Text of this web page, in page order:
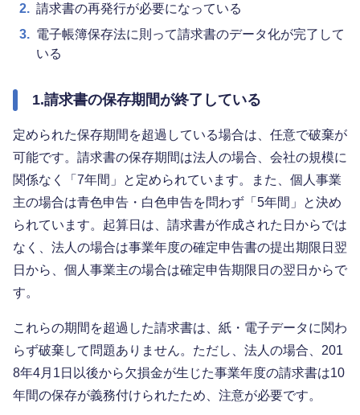
2. 請求書の再発行が必要になっている
3. 電子帳簿保存法に則って請求書のデータ化が完了して
いる
1.請求書の保存期間が終了している
定められた保存期間を超過している場合は、任意で破棄が
可能です。請求書の保存期間は法人の場合、会社の規模に
関係なく「7年間」と定められています。また、個人事業
主の場合は青色申告・白色申告を問わず「5年間」と決め
られています。起算日は、請求書が作成された日からでは
なく、法人の場合は事業年度の確定申告書の提出期限日翌
日から、個人事業主の場合は確定申告期限日の翌日からで
す。
これらの期間を超過した請求書は、紙・電子データに関わ
らず破棄して問題ありません。ただし、法人の場合、201
8年4月1日以後から欠損金が生じた事業年度の請求書は10
年間の保存が義務付けられたため、注意が必要です。